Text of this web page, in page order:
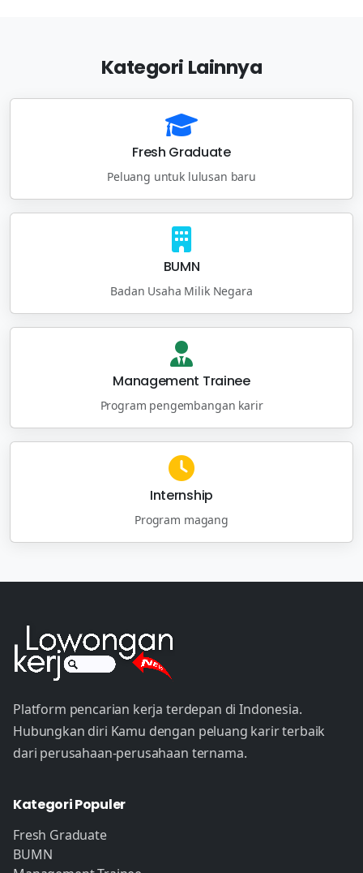
Kategori Lainnya
Fresh Graduate
Peluang untuk lulusan baru
BUMN
Badan Usaha Milik Negara
Management Trainee
Program pengembangan karir
Internship
Program magang
Platform pencarian kerja terdepan di Indonesia.
Hubungkan diri Kamu dengan peluang karir terbaik
dari perusahaan-perusahaan ternama.
Kategori Populer
Fresh Graduate
BUMN